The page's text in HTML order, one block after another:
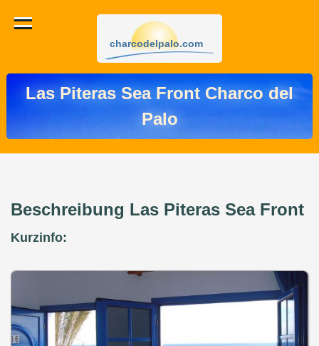
charcodelpalo.com
Las Piteras Sea Front Charco del
Palo
Beschreibung Las Piteras Sea Front
Kurzinfo: